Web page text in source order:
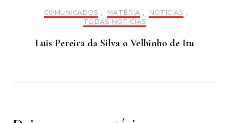
COMUNICADOS , MATÉRIA , NOTÍCIAS ,
TODAS NOTÍCIAS
Luis Pereira da Silva o Velhinho de Itu